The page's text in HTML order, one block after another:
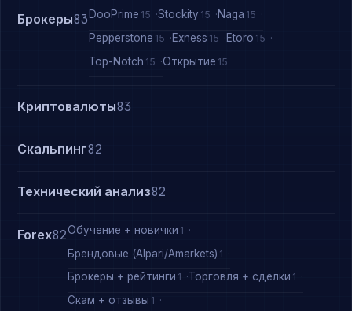
Брокеры83 DooPrime 15 Stockity 15 Naga 15
Pepperstone 15 Exness 15 Etoro 15
Top-Notch 15 Открытие 15
Криптовалюты83
Скальпинг82
Технический анализ82
Forex82Обучение + новички 1
Брендовые (Alpari/Amarkets) 1
Брокеры + рейтинги 1 Торговля + сделки 1
Скам + отзывы 1